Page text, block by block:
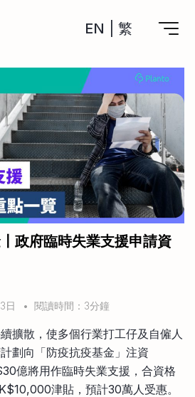
EN 繁
戶口
強積金戶口
人貸款
推廣優惠
息比較
)
資戶口
)
資戶口
交易所
劃戶口
信用卡
政府臨時失業支援申請資
日 • 閱讀時間：3分鐘
擴散，使多個行業打工仔及自僱人
劃向「防疫抗疫基金」注資
億將用作臨時失業支援，合資格
津貼，預計30萬人受惠。